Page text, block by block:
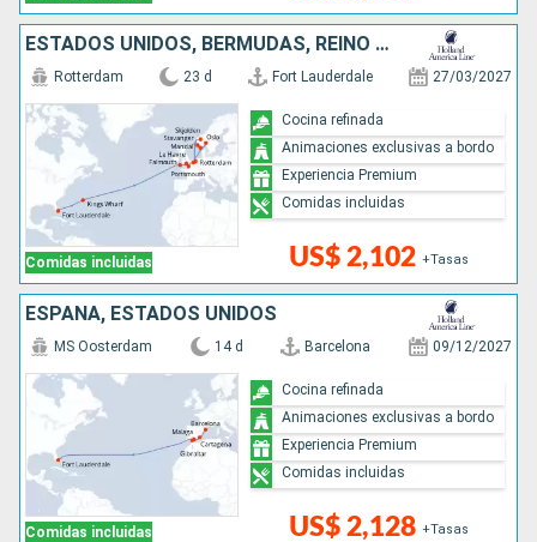
ESTADOS UNIDOS, BERMUDAS, REINO UNIDO, FRANCIA, BÉLGICA, NORUEGA, PAISES BAJOS
Comidas incluidas
Rotterdam 23 d Fort Lauderdale 27/03/2027
US$ 2,102 +Tasas
Cocina refinada
Animaciones exclusivas a bordo
Experiencia Premium
Comidas incluidas
ESPAÑA, ESTADOS UNIDOS
Comidas incluidas
MS Oosterdam 14 d Barcelona 09/12/2027
US$ 2,128 +Tasas
Cocina refinada
Animaciones exclusivas a bordo
Experiencia Premium
Comidas incluidas